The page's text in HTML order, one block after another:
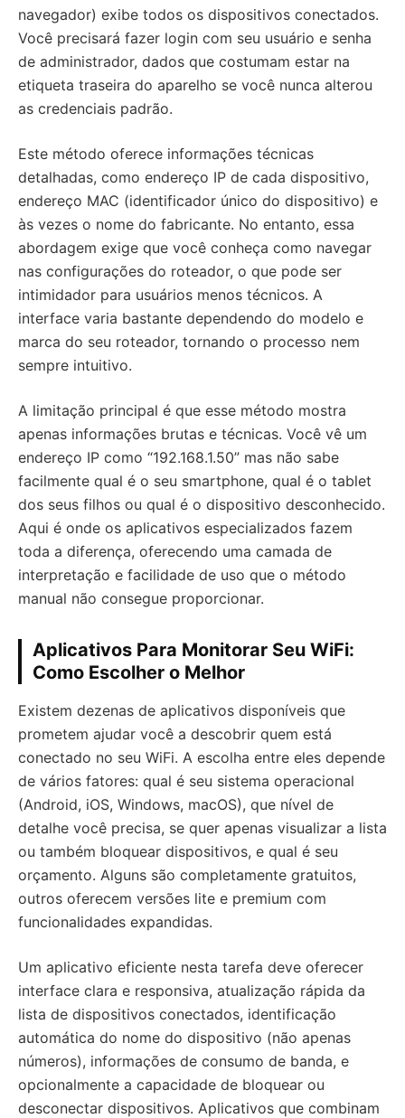
navegador) exibe todos os dispositivos conectados.
Você precisará fazer login com seu usuário e senha
de administrador, dados que costumam estar na
etiqueta traseira do aparelho se você nunca alterou
as credenciais padrão.
Este método oferece informações técnicas
detalhadas, como endereço IP de cada dispositivo,
endereço MAC (identificador único do dispositivo) e
às vezes o nome do fabricante. No entanto, essa
abordagem exige que você conheça como navegar
nas configurações do roteador, o que pode ser
intimidador para usuários menos técnicos. A
interface varia bastante dependendo do modelo e
marca do seu roteador, tornando o processo nem
sempre intuitivo.
A limitação principal é que esse método mostra
apenas informações brutas e técnicas. Você vê um
endereço IP como “192.168.1.50” mas não sabe
facilmente qual é o seu smartphone, qual é o tablet
dos seus filhos ou qual é o dispositivo desconhecido.
Aqui é onde os aplicativos especializados fazem
toda a diferença, oferecendo uma camada de
interpretação e facilidade de uso que o método
manual não consegue proporcionar.
Aplicativos Para Monitorar Seu WiFi:
Como Escolher o Melhor
Existem dezenas de aplicativos disponíveis que
prometem ajudar você a descobrir quem está
conectado no seu WiFi. A escolha entre eles depende
de vários fatores: qual é seu sistema operacional
(Android, iOS, Windows, macOS), que nível de
detalhe você precisa, se quer apenas visualizar a lista
ou também bloquear dispositivos, e qual é seu
orçamento. Alguns são completamente gratuitos,
outros oferecem versões lite e premium com
funcionalidades expandidas.
Um aplicativo eficiente nesta tarefa deve oferecer
interface clara e responsiva, atualização rápida da
lista de dispositivos conectados, identificação
automática do nome do dispositivo (não apenas
números), informações de consumo de banda, e
opcionalmente a capacidade de bloquear ou
desconectar dispositivos. Aplicativos que combinam